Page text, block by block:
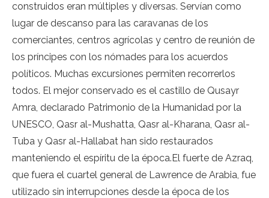
construidos eran múltiples y diversas. Servían como
lugar de descanso para las caravanas de los
comerciantes, centros agrícolas y centro de reunión de
los príncipes con los nómades para los acuerdos
políticos. Muchas excursiones permiten recorrerlos
todos. El mejor conservado es el castillo de Qusayr
Amra, declarado Patrimonio de la Humanidad por la
UNESCO, Qasr al-Mushatta, Qasr al-Kharana, Qasr al-
Tuba y Qasr al-Hallabat han sido restaurados
manteniendo el espíritu de la época.El fuerte de Azraq,
que fuera el cuartel general de Lawrence de Arabia, fue
utilizado sin interrupciones desde la época de los